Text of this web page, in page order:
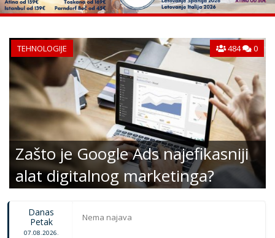
TEHNOLOGIJE 484 0
Zašto je Google Ads najefikasniji
alat digitalnog marketinga?
Danas
Petak
07.08.2026.
Nema najava